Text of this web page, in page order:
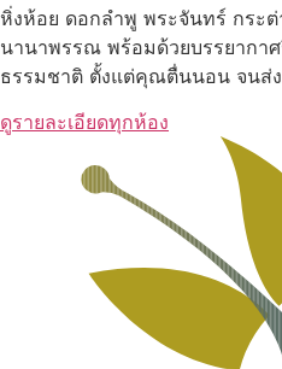
หิ่งห้อย ดอกลำพู พระจันทร์ กระต่
นานาพรรณ พร้อมด้วยบรรยากา
ธรรมชาติ ตั้งแต่คุณตื่นนอน จนส่
ดูรายละเอียดทุกห้อง